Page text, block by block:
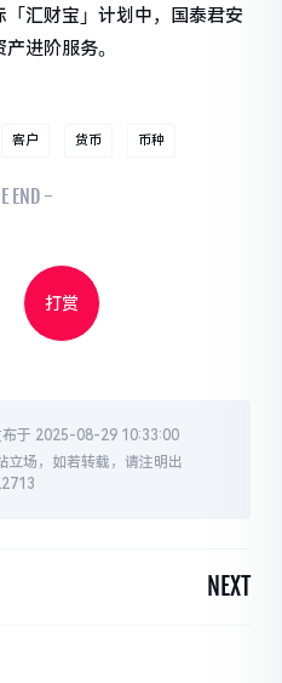
汇财宝」计划中，国泰君安
进阶服务。
客户 货币 币种
END -
打赏
布于 2025-08-29 10:33:00
立场，如若转载，请注明出
NEXT